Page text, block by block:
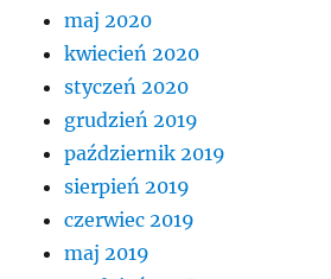
maj 2020
kwiecień 2020
styczeń 2020
grudzień 2019
październik 2019
sierpień 2019
czerwiec 2019
maj 2019